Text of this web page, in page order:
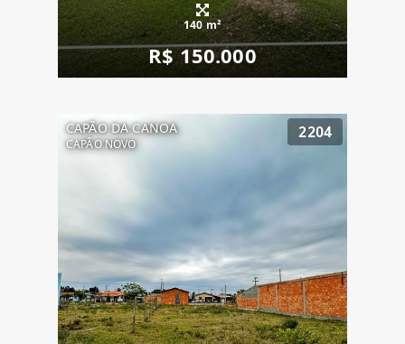
140 m²
R$ 150.000
CAPÃO DA CANOA
CAPÃO NOVO
2204